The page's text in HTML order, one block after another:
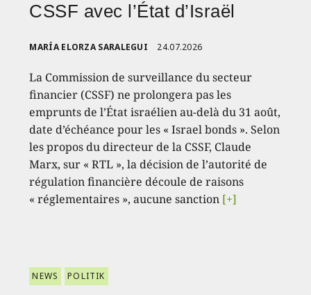
CSSF avec l’État d’Israël
MARÍA ELORZA SARALEGUI 24.07.2026
La Commission de surveillance du secteur
financier (CSSF) ne prolongera pas les
emprunts de l’État israélien au-delà du 31 août,
date d’échéance pour les « Israel bonds ». Selon
les propos du directeur de la CSSF, Claude
Marx, sur « RTL », la décision de l’autorité de
régulation financière découle de raisons
« réglementaires », aucune sanction [+]
NEWS POLITIK